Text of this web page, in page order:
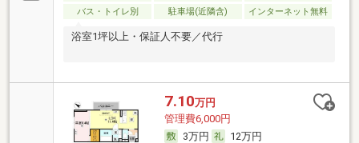
バス・トイレ別
駐車場(近隣含) インターネット無料
浴室1坪以上・保証人不要／代行
7.10万円
管理費6,000円
3万円
12万円